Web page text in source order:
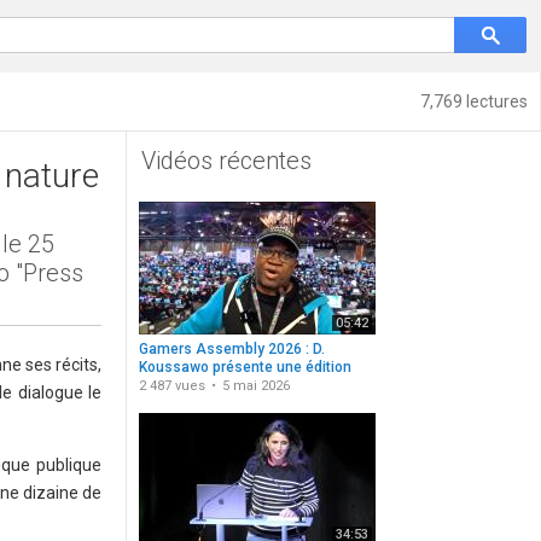
7,769 lectures
25
"Press
ses récits,
dialogue le
publique
dizaine de
Vidéos récentes
05:42
Gamers Assembly 2026 : D.
Koussawo présente une édition
repensée
2 487 vues 5 mai 2026
34:53